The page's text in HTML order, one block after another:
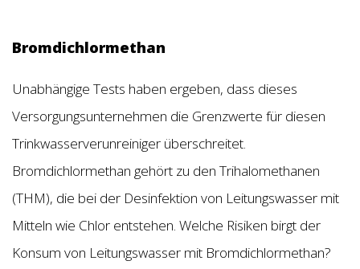
Bromdichlormethan
Unabhängige Tests haben ergeben, dass dieses
Versorgungsunternehmen die Grenzwerte für diesen
Trinkwasserverunreiniger überschreitet.
Bromdichlormethan gehört zu den Trihalomethanen
(THM), die bei der Desinfektion von Leitungswasser mit
Mitteln wie Chlor entstehen. Welche Risiken birgt der
Konsum von Leitungswasser mit Bromdichlormethan?